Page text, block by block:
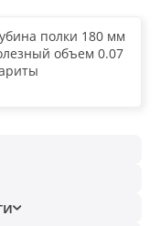
полки 180 мм
объем 0.07